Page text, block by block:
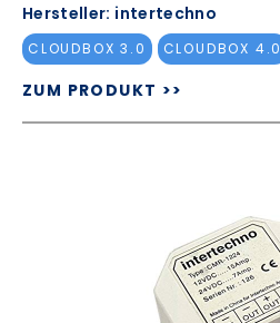
Hersteller: intertechno
CLOUDBOX 3.0 CLOUDBOX 4.0
ZUM PRODUKT >>